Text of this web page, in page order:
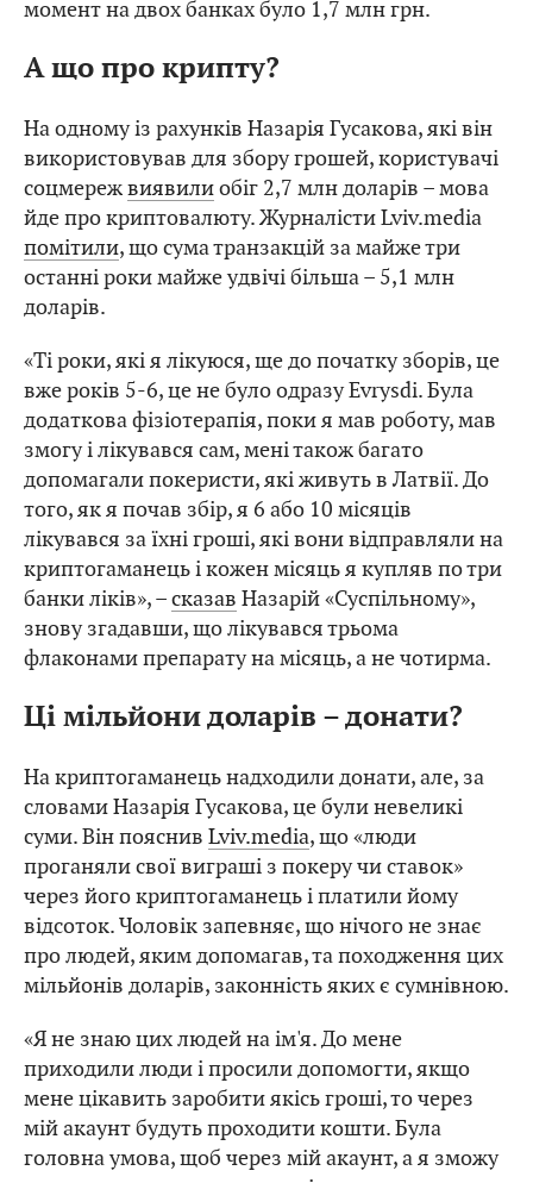
момент на двох банках було 1,7 млн грн.
А що про крипту?
На одному із рахунків Назарія Гусакова, які він
використовував для збору грошей, користувачі
соцмережвиявилиобіг 2,7 млн доларів – мова
йде про криптовалюту. Журналісти Lviv.media
помітили, що сума транзакцій за майже три
останні роки майже удвічі більша – 5,1 млн
доларів.
«Ті роки, які я лікуюся, ще до початку зборів, це
вже років 5-6, це не було одразу Evrysdi. Була
додаткова фізіотерапія, поки я мав роботу, мав
змогу і лікувався сам, мені також багато
допомагали покеристи, які живуть в Латвії. До
того, як я почав збір, я 6 або 10 місяців
лікувався за їхні гроші, які вони відправляли на
криптогаманець і кожен місяць я купляв по три
банки ліків», –сказав Назарій «Суспільному»,
знову згадавши, що лікувався трьома
флаконами препарату на місяць, а не чотирма.
Ці мільйони доларів – донати?
На криптогаманець надходили донати, але, за
словами Назарія Гусакова, це були невеликі
суми. Він пояснив Lviv.media, що «люди
проганяли свої виграші з покеру чи ставок»
через його криптогаманець і платили йому
відсоток. Чоловік запевняє, що нічого не знає
про людей, яким допомагав, та походження цих
мільйонів доларів, законність яких є сумнівною.
«Я не знаю цих людей на ім'я. До мене
приходили люди і просили допомогти, якщо
мене цікавить заробити якісь гроші, то через
мій акаунт будуть проходити кошти. Була
головна умова, щоб через мій акаунт, а я зможу